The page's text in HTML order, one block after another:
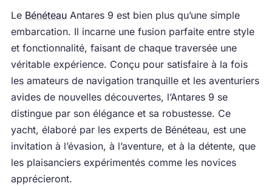
Le BénéteauAntares 9 est bien plus qu’une simple
embarcation. Il incarne une fusion parfaite entre style
et fonctionnalité, faisant de chaque traversée une
véritable expérience. Conçu pour satisfaire à la fois
les amateurs de navigation tranquille et les aventuriers
avides de nouvelles découvertes, l’Antares 9 se
distingue par son élégance et sa robustesse. Ce
yacht, élaboré par les experts de Bénéteau, est une
invitation à l’évasion, à l’aventure, et à la détente, que
les plaisanciers expérimentés comme les novices
apprécieront.